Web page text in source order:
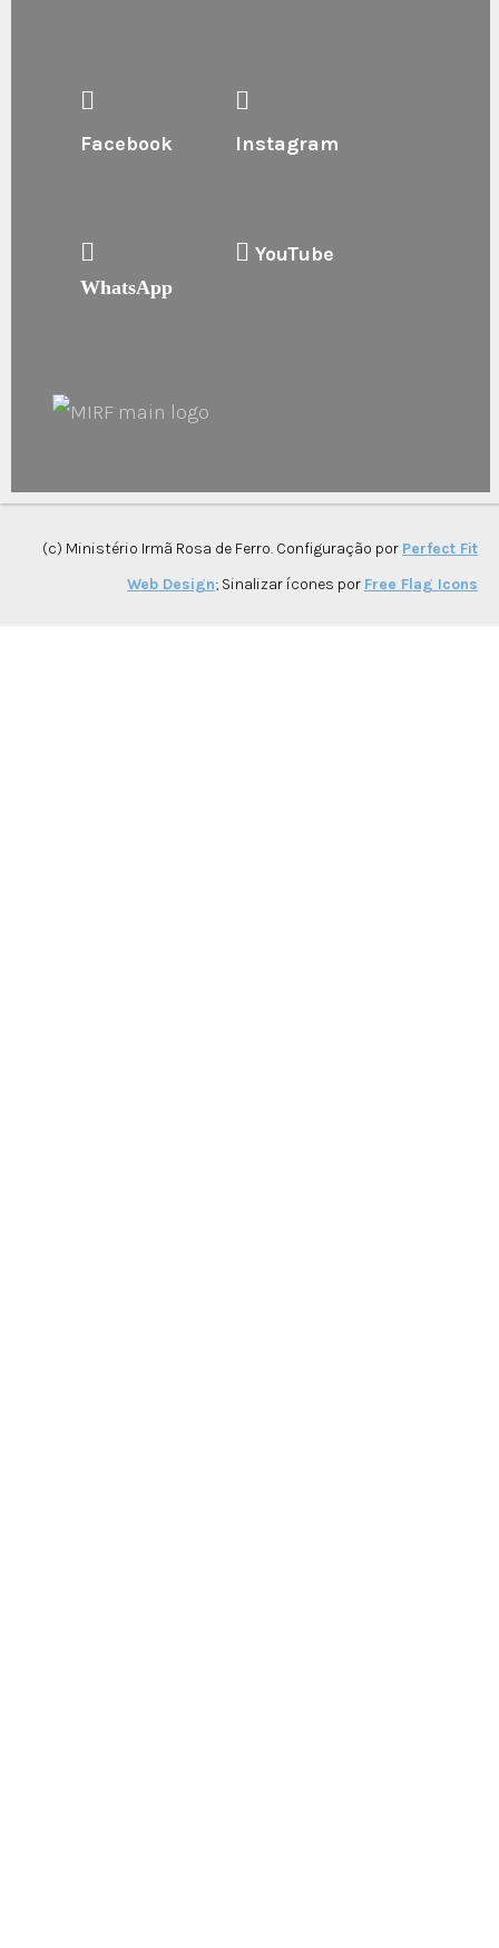
Facebook Instagram
WhatsApp
YouTube
(c) Ministério Irmã Rosa de Ferro. Configuração por Perfect Fit
Web Design; Sinalizar ícones por Free Flag Icons